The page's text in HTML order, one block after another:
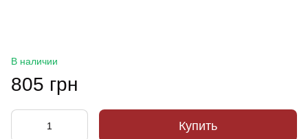
В наличии
805 грн
Купить